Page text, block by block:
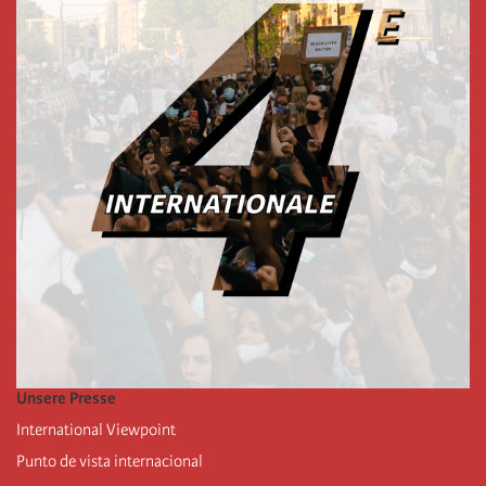
Unsere Presse
International Viewpoint
Punto de vista internacional